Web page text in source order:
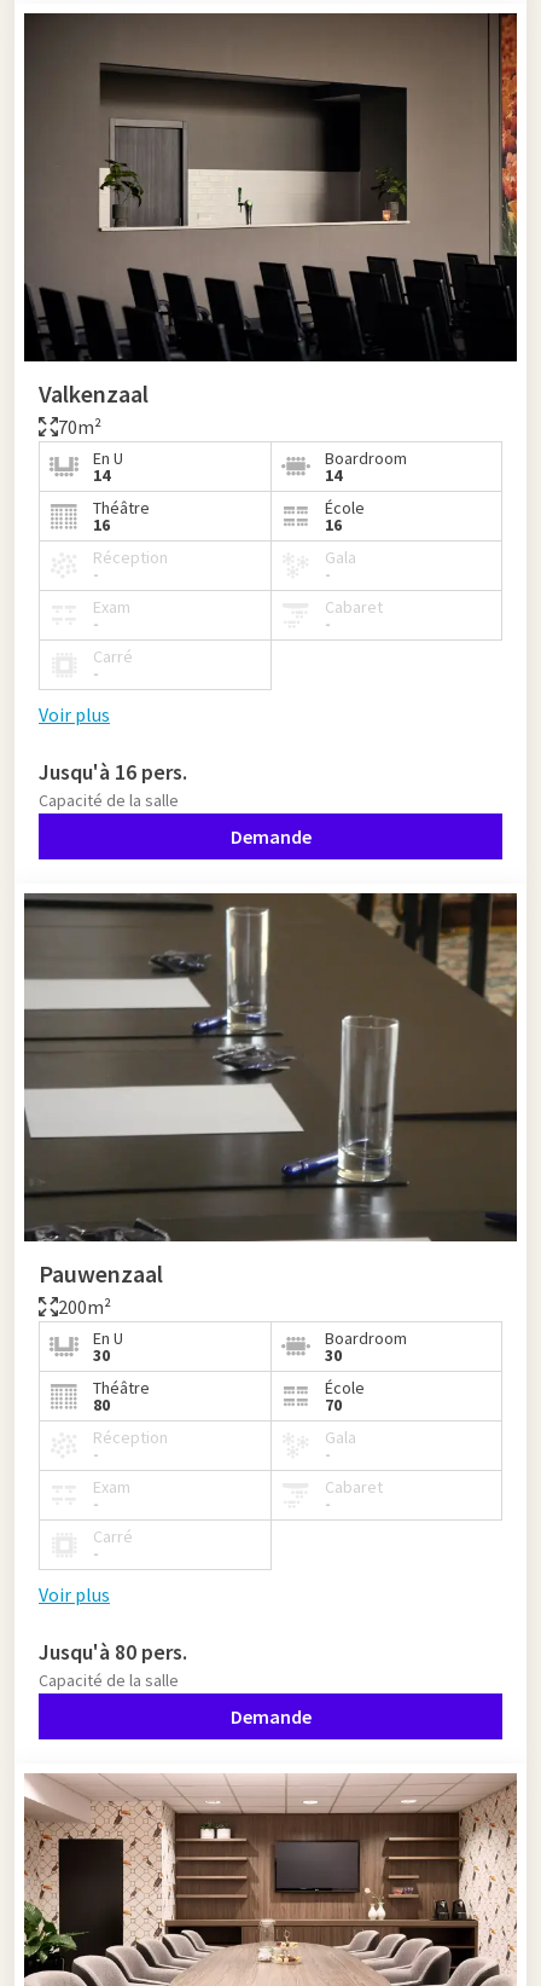
Valkenzaal
70m²
En U
14
Boardroom
14
Théâtre
16
École
16
Réception
-
Gala
-
Exam
-
Cabaret
-
Carré
-
Voir plus
Jusqu'à 16 pers.
Capacité de la salle
Demande
Pauwenzaal
200m²
En U
30
Boardroom
30
Théâtre
80
École
70
Réception
-
Gala
-
Exam
-
Cabaret
-
Carré
-
Voir plus
Jusqu'à 80 pers.
Capacité de la salle
Demande